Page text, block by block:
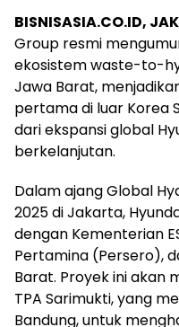
BISNISASIA.CO.ID,
Group resmi
ekosistem waste-to-
Jawa Barat,
pertama di luar Korea
dari ekspansi global
berkelanjutan.
Dalam ajang Global
2025 di Jakarta,
dengan Kementerian
Pertamina (Persero),
Barat. Proyek ini akan
TPA Sarimukti, yang
Bandung, untuk